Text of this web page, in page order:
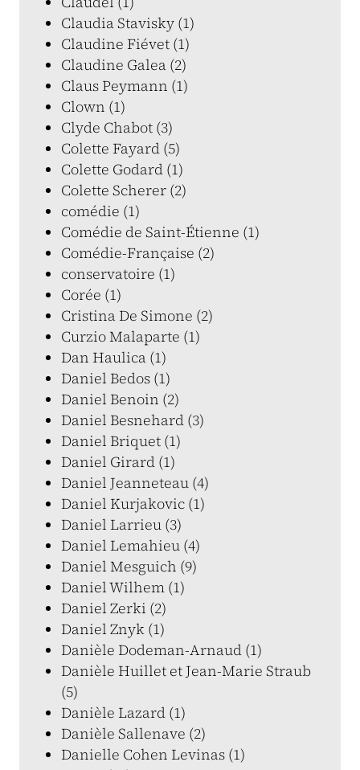
Claudia Stavisky (1)
Claudine Fiévet (1)
Claudine Galea (2)
Claus Peymann (1)
Clown (1)
Clyde Chabot (3)
Colette Fayard (5)
Colette Godard (1)
Colette Scherer (2)
comédie (1)
Comédie de Saint-Étienne (1)
Comédie-Française (2)
conservatoire (1)
Corée (1)
Cristina De Simone (2)
Curzio Malaparte (1)
Dan Haulica (1)
Daniel Bedos (1)
Daniel Benoin (2)
Daniel Besnehard (3)
Daniel Briquet (1)
Daniel Girard (1)
Daniel Jeanneteau (4)
Daniel Kurjakovic (1)
Daniel Larrieu (3)
Daniel Lemahieu (4)
Daniel Mesguich (9)
Daniel Wilhem (1)
Daniel Zerki (2)
Daniel Znyk (1)
Danièle Dodeman-Arnaud (1)
Danièle Huillet et Jean-Marie Straub
(5)
Danièle Lazard (1)
Danièle Sallenave (2)
Danielle Cohen Levinas (1)